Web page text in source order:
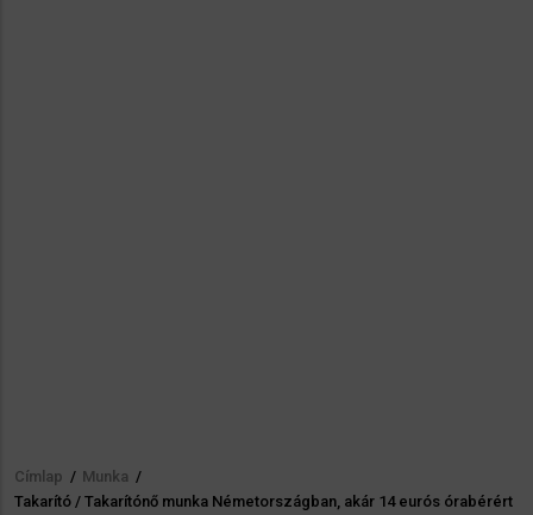
Morzsa
Címlap / Munka /
Takarító / Takarítónő munka Németországban, akár 14 eurós órabérért